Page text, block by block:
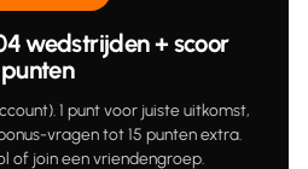
wedstrijden + scoor
punten
1 punt voor juiste uitkomst,
vragen tot 15 punten extra.
of join een vriendengroep.